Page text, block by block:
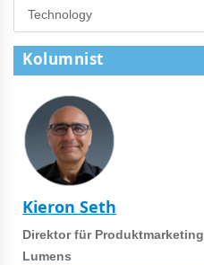
Kolumnist
Kieron Seth
Direktor für Produktmarketing
Lumens